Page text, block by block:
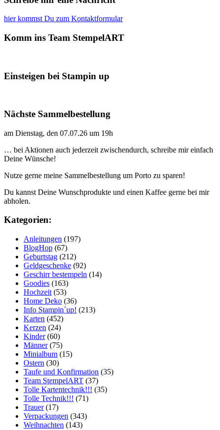
hier kommst Du zum Kontaktformular
Komm ins Team StempelART
Einsteigen bei Stampin up
Nächste Sammelbestellung
am Dienstag, den 07.07.26 um 19h
… bei Aktionen auch jederzeit zwischendurch, schreibe mir einfach
Deine Wünsche!
Nutze gerne meine Sammelbestellung um Porto zu sparen!
Du kannst Deine Wunschprodukte und einen Kaffee gerne bei mir
abholen.
Kategorien:
Anleitungen (197)
BlogHop (67)
Geburtstag (212)
Geldgeschenke (92)
Geschirr bestempeln (14)
Goodies (163)
Hochzeit (53)
Home Deko (36)
Info Stampin´up! (213)
Karten (452)
Kerzen (24)
Kinder(60)
Männer(75)
Minialbum (15)
Ostern (30)
Taufe und Konfirmation (35)
Team StempelART (37)
Tolle Kartentechnik!!! (35)
Tolle Technik!!! (71)
Trauer(17)
Verpackungen (343)
Weihnachten (143)